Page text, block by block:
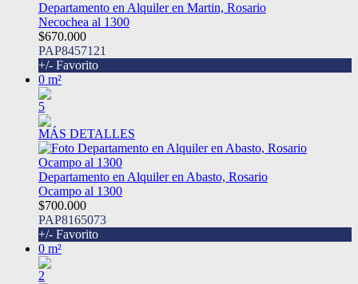
Departamento en Alquiler en Martin, Rosario
Necochea al 1300
$670.000
PAP8457121
+/- Favorito
0 m²
5
MÁS DETALLES
Departamento en Alquiler en Abasto, Rosario
Ocampo al 1300
$700.000
PAP8165073
+/- Favorito
0 m²
2